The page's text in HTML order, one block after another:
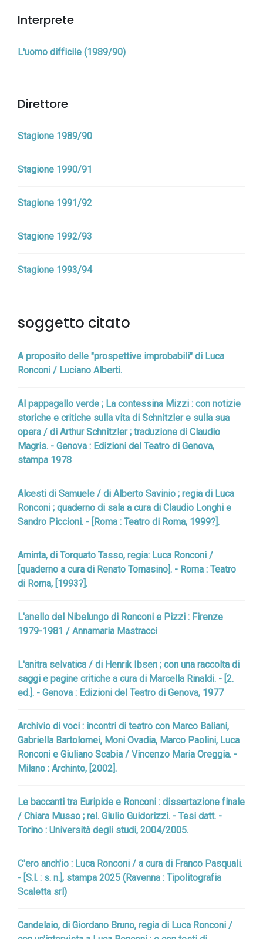
Interprete
L'uomo difficile (1989/90)
Direttore
Stagione 1989/90
Stagione 1990/91
Stagione 1991/92
Stagione 1992/93
Stagione 1993/94
soggetto citato
A proposito delle "prospettive improbabili" di Luca
Ronconi / Luciano Alberti.
Al pappagallo verde ; La contessina Mizzi : con notizie
storiche e critiche sulla vita di Schnitzler e sulla sua
opera / di Arthur Schnitzler ; traduzione di Claudio
Magris. - Genova : Edizioni del Teatro di Genova,
stampa 1978
Alcesti di Samuele / di Alberto Savinio ; regia di Luca
Ronconi ; quaderno di sala a cura di Claudio Longhi e
Sandro Piccioni. - [Roma : Teatro di Roma, 1999?].
Aminta, di Torquato Tasso, regia: Luca Ronconi /
[quaderno a cura di Renato Tomasino]. - Roma : Teatro
di Roma, [1993?].
L'anello del Nibelungo di Ronconi e Pizzi : Firenze
1979-1981 / Annamaria Mastracci
L'anitra selvatica / di Henrik Ibsen ; con una raccolta di
saggi e pagine critiche a cura di Marcella Rinaldi. - [2.
ed.]. - Genova : Edizioni del Teatro di Genova, 1977
Archivio di voci : incontri di teatro con Marco Baliani,
Gabriella Bartolomei, Moni Ovadia, Marco Paolini, Luca
Ronconi e Giuliano Scabia / Vincenzo Maria Oreggia. -
Milano : Archinto, [2002].
Le baccanti tra Euripide e Ronconi : dissertazione finale
/ Chiara Musso ; rel. Giulio Guidorizzi. - Tesi datt. -
Torino : Università degli studi, 2004/2005.
C'ero anch'io : Luca Ronconi / a cura di Franco Pasquali.
- [S.l. : s. n.], stampa 2025 (Ravenna : Tipolitografia
Scaletta srl)
Candelaio, di Giordano Bruno, regia di Luca Ronconi /